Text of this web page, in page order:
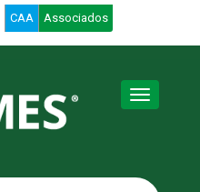
CAA Associados
Toggle